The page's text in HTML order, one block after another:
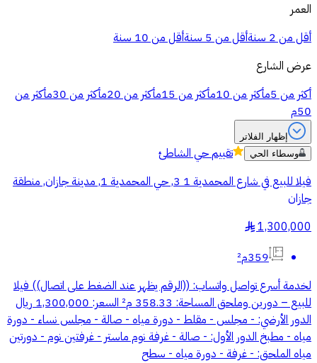
العمر
أقل من 2 سنة
أقل من 5 سنة
أقل من 10 سنة
عرض الشارع
أكثر من 5م
أكثر من 10م أكثر من 15م أكثر من 20م أكثر من 30م
أكثر من
50م
إظهار الفلاتر
وسطاء الحي
تقييمحي الشاطئ
فيلا للبيع في شارع المحمدية 1 3, حي المحمدية 1, مدينة جازان, منطقة
جازان
1,300,000
§
359م²
لخدمة أسرع تواصل واتساب: ((الرقم يظهر عند الضغط على اتصال)) فيلا
للبيع – دورين وملحق المساحة: 358.33 م² السعر: 1,300,000 ريال
الدور الأرضي: - مجلس - مقلط - دورة مياه - ⁠صالة - مجلس نساء - دورة
مياه - مطبخ الدور الأول: - صالة - غرفة نوم ماستر - غرفتين نوم - دورتين
مياه الملحق: - غرفة - دورة مياه - سطح